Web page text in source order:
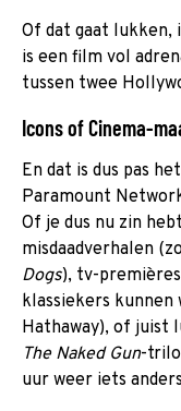
Of dat gaat lukken,
is een film vol
tussen twee
Icons of Cinema-
En dat is dus pas
Paramount
Of je dus nu zin
misdaadverhalen
Dogs), tv-
klassiekers kunnen
Hathaway), of juist
The Naked Gun-
uur weer iets